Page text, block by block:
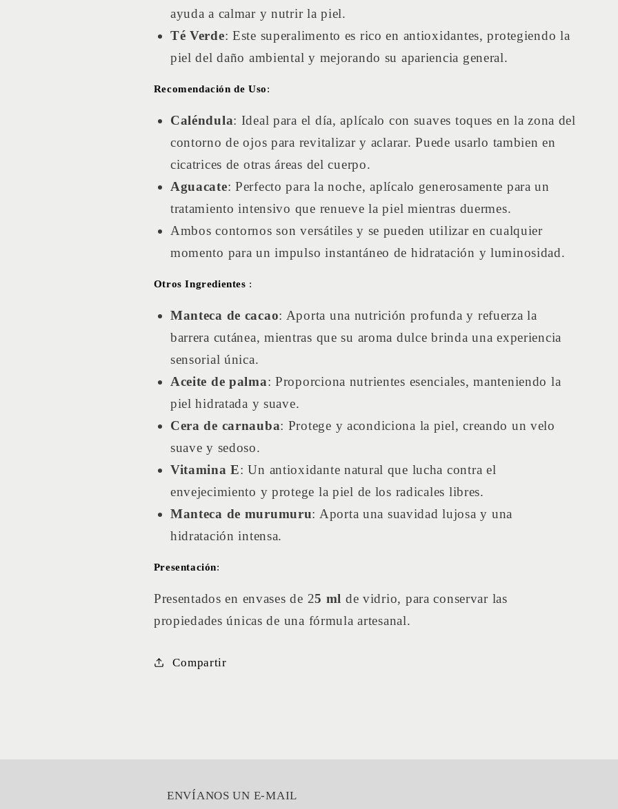
ayuda a calmar y nutrir la piel.
Té Verde: Este superalimento es rico en antioxidantes, protegiendo la
piel del daño ambiental y mejorando su apariencia general.
Recomendación de Uso:
Caléndula: Ideal para el día, aplícalo con suaves toques en la zona del
contorno de ojos para revitalizar y aclarar. Puede usarlo tambien en
cicatrices de otras áreas del cuerpo.
Aguacate: Perfecto para la noche, aplícalo generosamente para un
tratamiento intensivo que renueve la piel mientras duermes.
Ambos contornos son versátiles y se pueden utilizar en cualquier
momento para un impulso instantáneo de hidratación y luminosidad.
Otros Ingredientes :
Manteca de cacao: Aporta una nutrición profunda y refuerza la
barrera cutánea, mientras que su aroma dulce brinda una experiencia
sensorial única.
Aceite de palma: Proporciona nutrientes esenciales, manteniendo la
piel hidratada y suave.
Cera de carnauba: Protege y acondiciona la piel, creando un velo
suave y sedoso.
Vitamina E: Un antioxidante natural que lucha contra el
envejecimiento y protege la piel de los radicales libres.
Manteca de murumuru: Aporta una suavidad lujosa y una
hidratación intensa.
Presentación:
Presentados en envases de 25 ml de vidrio, para conservar las
propiedades únicas de una fórmula artesanal.
Compartir
ENVÍANOS UN E-MAIL